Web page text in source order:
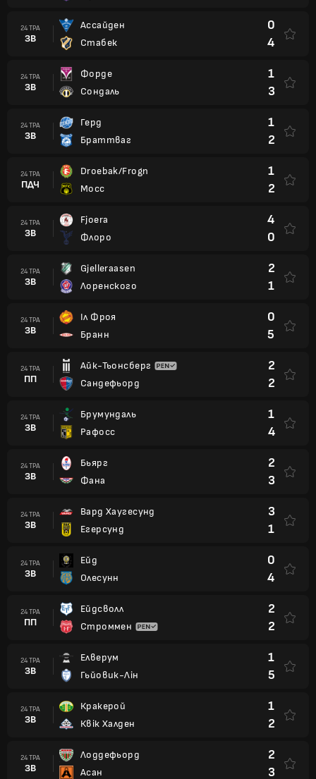
24 ТРА
ЗВ
Ассайден
Стабек
0
4
24 ТРА
ЗВ
Форде
Сондаль
1
3
24 ТРА
ЗВ
Герд
Браттваг
1
2
24 ТРА
ПДЧ
Droebak/Frogn
Мосс
1
2
24 ТРА
ЗВ
Fjoera
Флоро
4
0
24 ТРА
ЗВ
Gjelleraasen
Лоренского
2
1
24 ТРА
ЗВ
Іл Фроя
Бранн
0
5
24 ТРА
ПП
Айк-Тьонсберг
Сандефьорд
2
2
24 ТРА
ЗВ
Брумундаль
Рафосс
1
4
24 ТРА
ЗВ
Бьярг
Фана
2
3
24 ТРА
ЗВ
Вард Хаугесунд
Егерсунд
3
1
24 ТРА
ЗВ
Ейд
Олесунн
0
4
24 ТРА
ПП
Ейдсволл
Строммен
2
2
24 ТРА
ЗВ
Елверум
Гьйовик-Лін
1
5
24 ТРА
ЗВ
Кракерой
Квік Халден
1
2
24 ТРА
ЗВ
Лоддефьорд
Асан
2
3